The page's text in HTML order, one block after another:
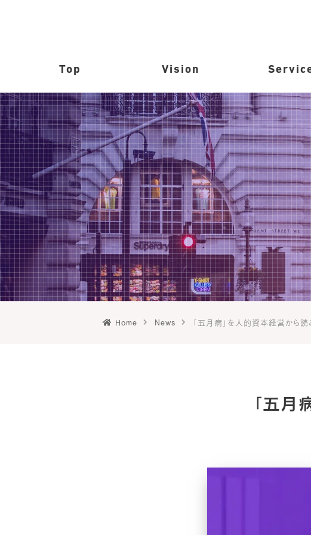
Top Vision
Home News 「五月病」を人的資本経営から読
「五月